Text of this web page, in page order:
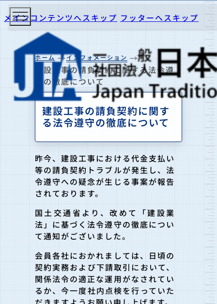
メインコンテンツへスキップ フッターへスキップ
ホーム インフォメーション
建設工事の請負契約に関する法令遵
守の徹底について
建設工事の請負契約に関す
る法令遵守の徹底について
昨今、建設工事における代金支払い
等の請負契約トラブルが発生し、法
令遵守への疑念が生じる事案が報告
されております。
国土交通省より、改めて「建設業
法」に基づく法令遵守の徹底につい
て通知がございました。
会員各社におかれましては、日頃の
契約実務および下請取引において、
関係法令の適正な運用がなされてい
るか、今一度社内点検を行っていた